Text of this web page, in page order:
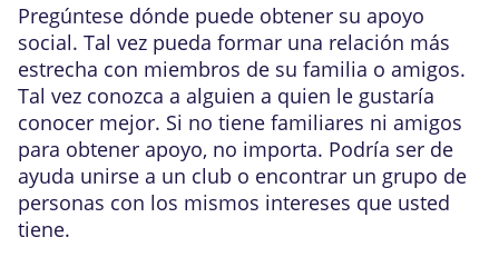
Pregúntese dónde puede obtener su apoyo
social. Tal vez pueda formar una relación más
estrecha con miembros de su familia o amigos.
Tal vez conozca a alguien a quien le gustaría
conocer mejor. Si no tiene familiares ni amigos
para obtener apoyo, no importa. Podría ser de
ayuda unirse a un club o encontrar un grupo de
personas con los mismos intereses que usted
tiene.